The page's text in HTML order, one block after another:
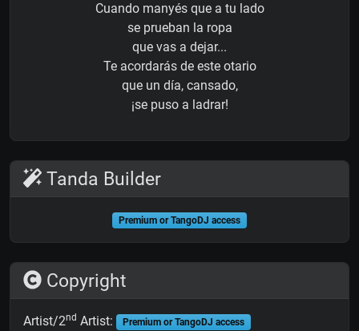
Cuando manyés que a tu lado
se prueban la ropa
que vas a dejar...
Te acordarás de este otario
que un día, cansado,
¡se puso a ladrar!
Tanda Builder
Premium or TangoDJ access
Copyright
Artist/2nd Artist: Premium or TangoDJ access